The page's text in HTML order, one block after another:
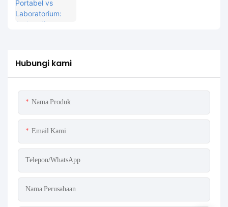
Hubungi kami
Nama Produk
Email Kami
Telepon/WhatsApp
Nama Perusahaan